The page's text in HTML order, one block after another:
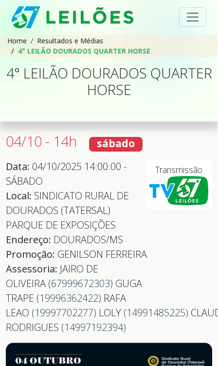
Home
Resultados e Médias
4° LEILÃO DOURADOS QUARTER HORSE
4° LEILÃO DOURADOS QUARTER
HORSE
04/10 - 14h sábado
Transmissão
Data: 04/10/2025 14:00:00 -
SÁBADO
Local: SINDICATO RURAL DE
DOURADOS (TATERSAL)
PARQUE DE EXPOSIÇÕES
Endereço: DOURADOS/MS
Promoção: GENILSON FERREIRA
Assessoria: JAIRO DE
OLIVEIRA (67999672303) GUGA
TRAPE (19996362422) RAFA
LEAO (19997702277) LOLY (14991485225)
RODRIGUES (14997192394)